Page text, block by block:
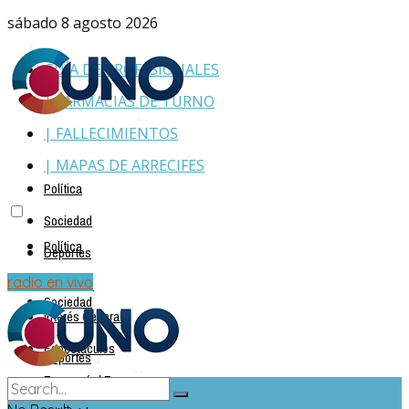
sábado 8 agosto 2026
GUÍA DE PROFESIONALES
| FARMACIAS DE TURNO
| FALLECIMIENTOS
| MAPAS DE ARRECIFES
Política
Sociedad
Deportes
Policiales
Interés General
Espectáculos
Economía | Empresas
Política
Sociedad
Deportes
radio en vivo